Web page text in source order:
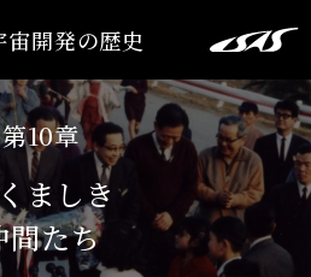
宙開発の歴史
第10章
ましき
間たち